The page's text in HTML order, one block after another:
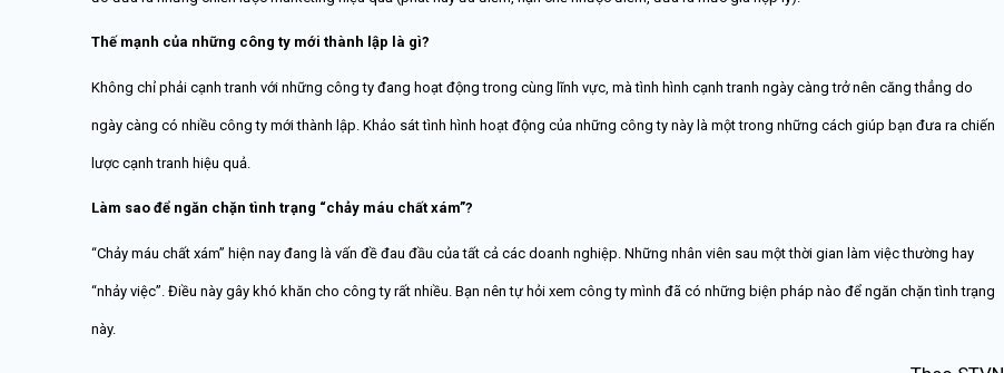
Thế mạnh của những công ty mới thành lập là gì?
Không chỉ phải cạnh tranh với những công ty đang hoạt động trong cùng lĩnh vực, mà tình hình cạnh tranh ngày càng trở nên căng thẳng do
ngày càng có nhiều công ty mới thành lập. Khảo sát tình hình hoạt động của những công ty này là một trong những cách giúp bạn đưa ra chiến
lược cạnh tranh hiệu quả.
Làm sao để ngăn chặn tình trạng “chảy máu chất xám”?
“Chảy máu chất xám” hiện nay đang là vấn đề đau đầu của tất cả các doanh nghiệp. Những nhân viên sau một thời gian làm việc thường hay
“nhảy việc”. Điều này gây khó khăn cho công ty rất nhiều. Bạn nên tự hỏi xem công ty mình đã có những biện pháp nào để ngăn chặn tình trạng
này.